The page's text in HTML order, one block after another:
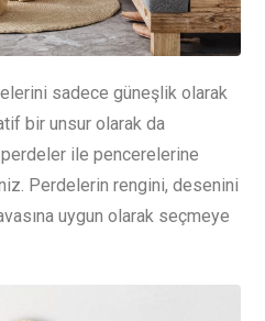
sadece güneşlik olarak
bir unsur olarak da
ile pencerelerine
Perdelerin rengini, desenini
uygun olarak seçmeye